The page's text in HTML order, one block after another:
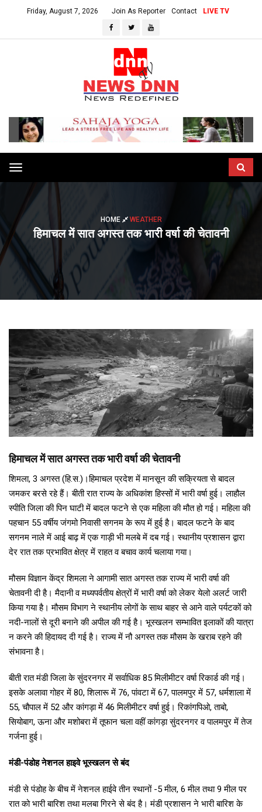
Friday, August 7, 2026 Join As Reporter Contact LIVE TV
Toggle
navigation
HOME WEATHER
हिमाचल में सात अगस्त तक भारी वर्षा की चेतावनी
हिमाचल में सात अगस्त तक भारी वर्षा की चेतावनी
शिमला, 3 अगस्त (हि.स.)।हिमाचल प्रदेश में मानसून की सक्रियता से बादल
जमकर बरसे रहे हैं। बीती रात राज्य के अधिकांश हिस्सों में भारी वर्षा हुई। लाहौल
स्पीति जिला की पिन घाटी में बादल फटने से एक महिला की मौत हो गई। महिला की
पहचान 55 वर्षीय जंगमो निवासी सगनम के रूप में हुई है। बादल फटने के बाद
सगनम नाले में आई बाढ़ में एक गाड़ी भी मलबे में दब गई। स्थानीय प्रशासन द्वारा
देर रात तक प्रभावित क्षेत्र में राहत व बचाव कार्य चलाया गया।
मौसम विज्ञान केंद्र शिमला ने आगामी सात अगस्त तक राज्य में भारी वर्षा की
चेतावनी दी है। मैदानी व मध्यपर्वतीय क्षेत्रों में भारी वर्षा को लेकर येलो अलर्ट जारी
किया गया है। मौसम विभाग ने स्थानीय लोगों के साथ बाहर से आने वाले पर्यटकों को
नदी-नालों से दूरी बनाने की अपील की गई है। भूस्खलन सम्भावित इलाकों की यात्रा
न करने की हिदायद दी गई है। राज्य में नौ अगस्त तक मौसम के खराब रहने की
संभावना है।
बीती रात मंडी जिला के सुंदरनगर में सर्वाधिक 85 मिलीमीटर वर्षा रिकार्ड की गई।
इसके अलावा गोहर में 80, शिलारू में 76, पांवटा में 67, पालमपुर में 57, धर्मशाला में
55, चौपाल में 52 और कांगड़ा में 46 मिलीमीटर वर्षा हुई। रिकांगपिओ, ताबो,
सियोबाग, ऊना और मशोबरा में तूफान चला वहीं कांगड़ा सुंदरनगर व पालमपुर में तेज
गर्जना हुई।
मंडी-पंडोह नेशनल हाइवे भूस्खलन से बंद
मंडी से पंडोह के बीच में नेशनल हाईवे तीन स्थानों -5 मील, 6 मील तथा 9 मील पर
रात को भारी बारिश तथा मलबा गिरने से बंद है। मंडी प्रशासन ने भारी बारिश के